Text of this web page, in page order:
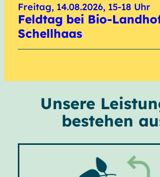
Freitag, 14.08.2026, 15-18 Uhr
Feldtag bei Bio-
Schellhaas
Unsere
bestehen